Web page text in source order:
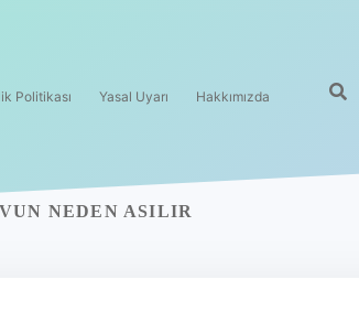
Politikası Yasal Uyarı Hakkımızda
NEDEN ASILIR